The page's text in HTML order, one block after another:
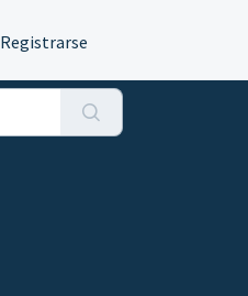
Registrarse